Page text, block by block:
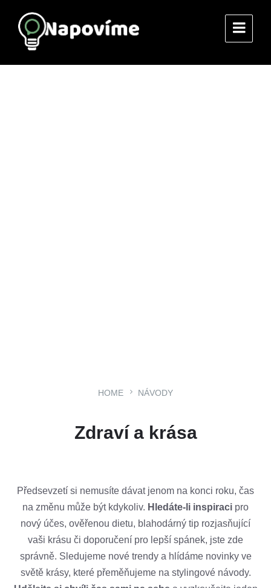
HOME NÁVODY
Zdraví a krása
Předsevzetí si nemusíte dávat jenom na konci roku, čas
na změnu může být kdykoliv. Hledáte-li inspiraci pro
nový účes, ověřenou dietu, blahodárný tip rozjasňující
vaši krásu či doporučení pro lepší spánek, jste zde
správně. Sledujeme nové trendy a hlídáme novinky ve
světě krásy, které přeměňujeme na stylingové návody.